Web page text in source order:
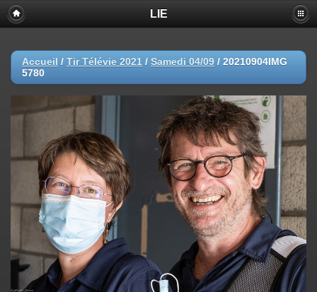
LIE
Accueil / Tir Télévie 2021 / Samedi 04/09 / 20210904IMG
5780